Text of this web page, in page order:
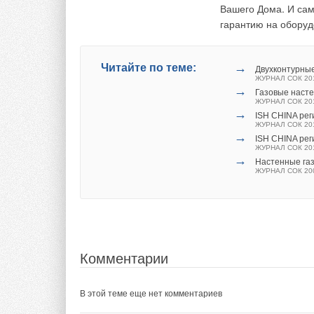
Вашего Дома. И
гарантию на
Читайте по теме: →
ЖУРНАЛ СОК
→ Газовые
ЖУРНАЛ СОК
→ ISH CHINA
ЖУРНАЛ СОК
→ ISH CHINA
ЖУРНАЛ СОК
→ Настенные
ЖУРНАЛ СОК
Комментарии
В этой теме еще нет комментариев
Изменение величин
растяжение может
снижение
снижается на
после выдержки
прочность на
возрастает, так
Для латексно-
усадка после
образцов,